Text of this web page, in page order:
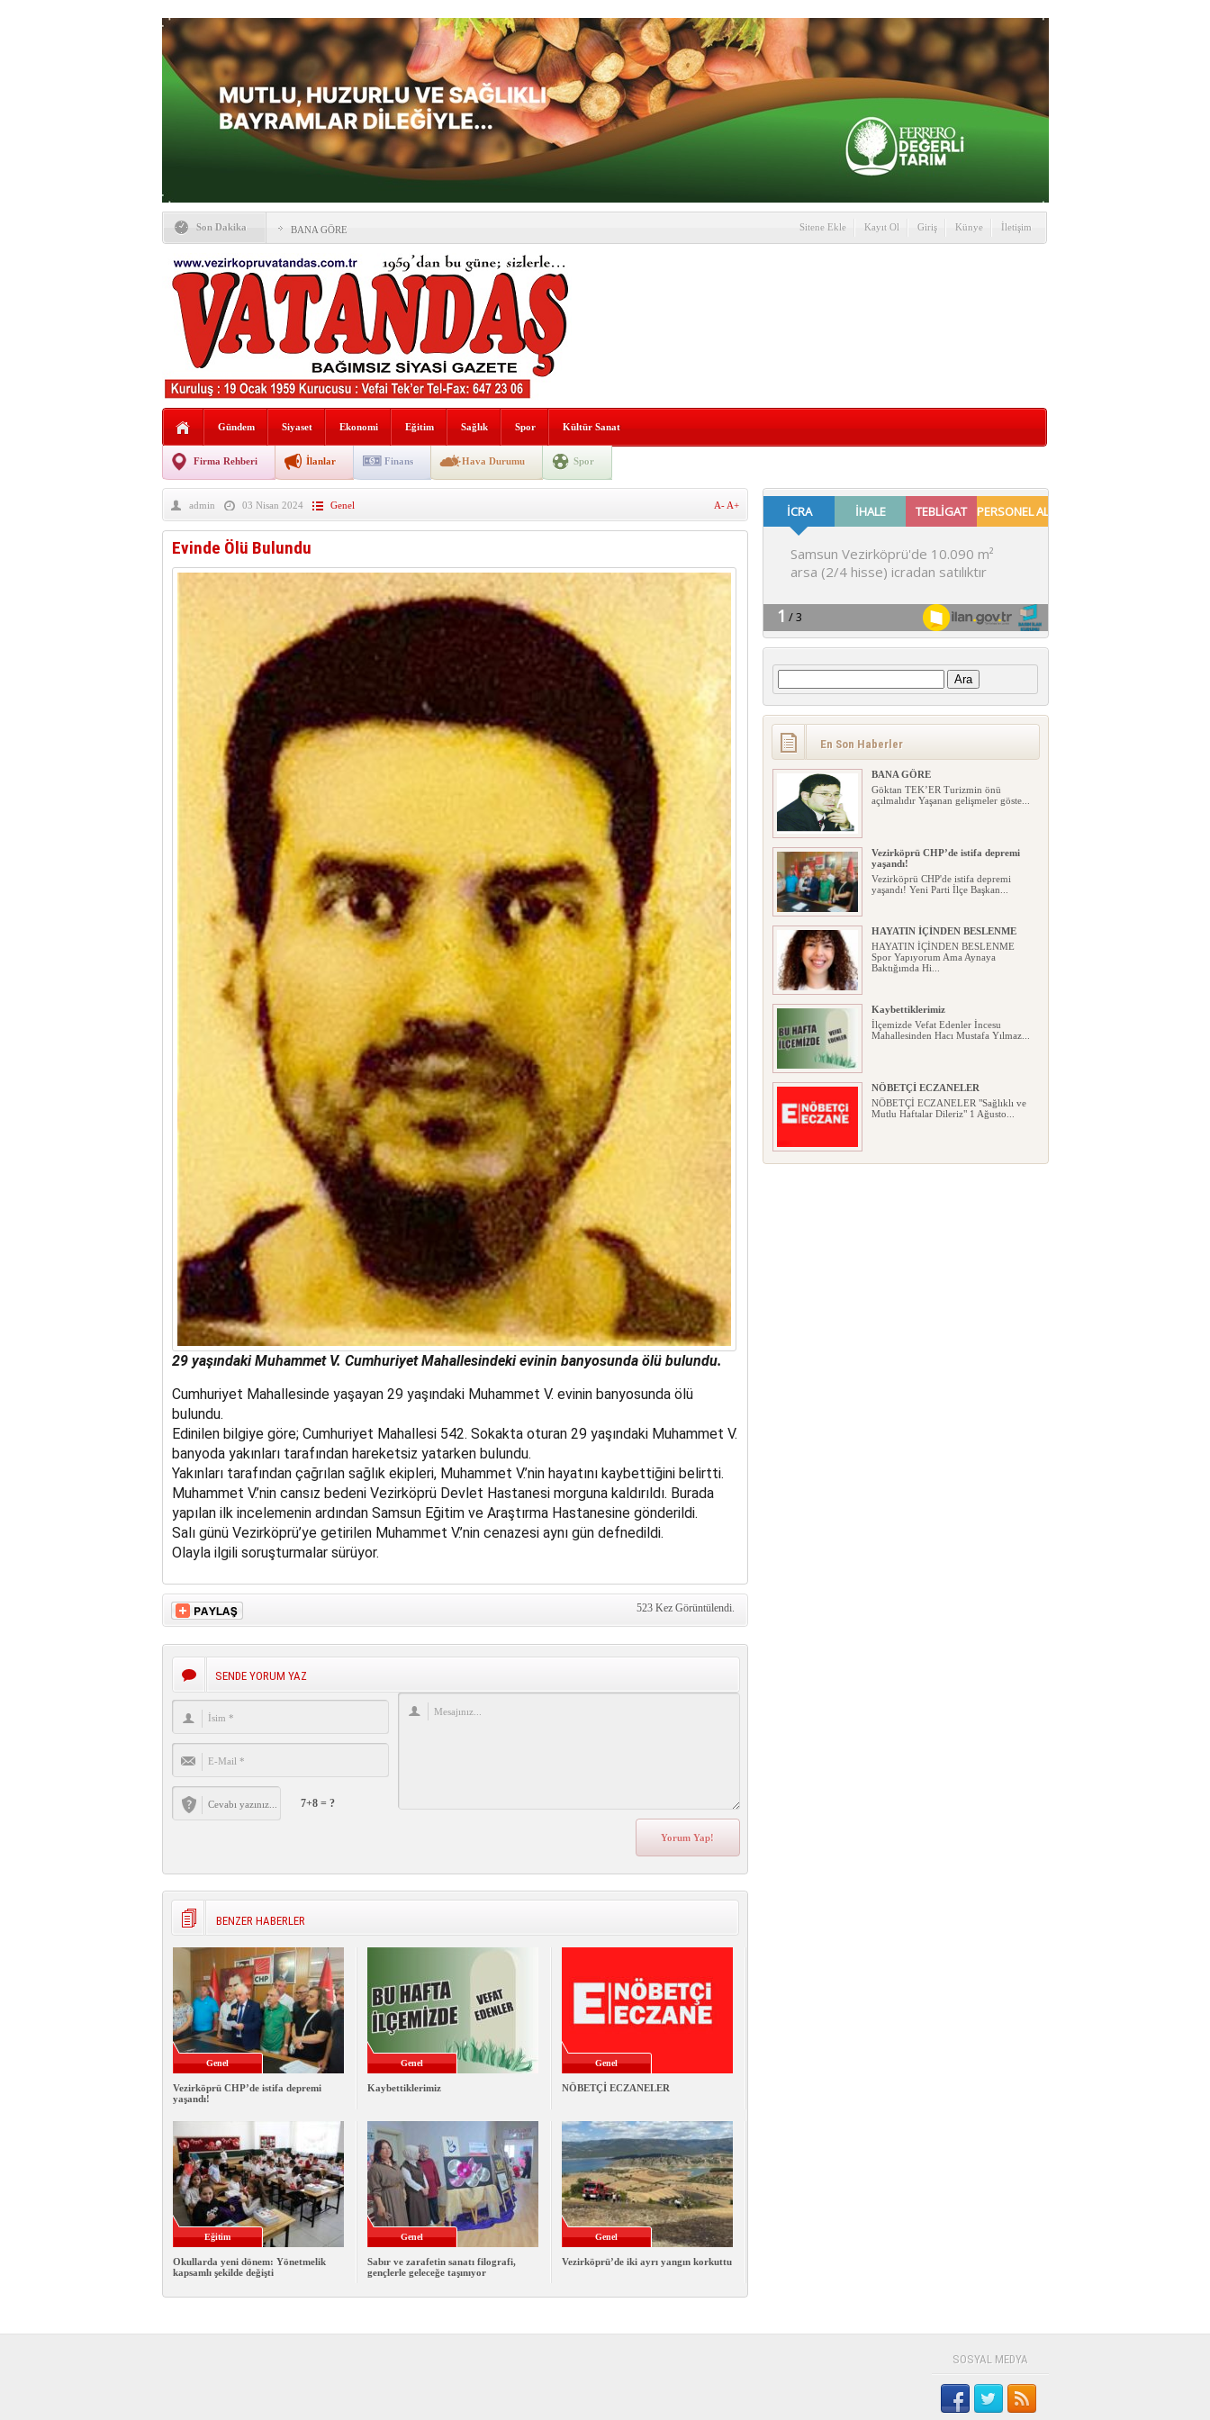
Son Dakika BANA GÖRE
Vezirköprü CHP’de istifa depremi yaşandı!
HAYATIN İÇİNDEN BESLENME
Kaybettiklerimiz
NÖBETÇİ ECZANELER
Okullarda yeni dönem: Yönetmelik kapsamlı şekilde
değişti
taşınıyor
Hafif ticari araç takla attı! 2’si Çocuk 5 Yaralı
“Yaz Seninle Güzel” doğa yürüyüşü
Sitene Ekle Kayıt Ol Giriş Künye İletişim
Gündem Siyaset Ekonomi Eğitim Sağlık Spor Kültür Sanat
Firma Rehberi İlanlar Finans Hava Durumu Spor
admin 03 Nisan 2024 Genel A- A+
Evinde Ölü Bulundu
29 yaşındaki Muhammet V. Cumhuriyet Mahallesindeki evinin banyosunda ölü bulundu.
Cumhuriyet Mahallesinde yaşayan 29 yaşındaki Muhammet V. evinin banyosunda ölü
bulundu.
Edinilen bilgiye göre; Cumhuriyet Mahallesi 542. Sokakta oturan 29 yaşındaki Muhammet V.
banyoda yakınları tarafından hareketsiz yatarken bulundu.
Yakınları tarafından çağrılan sağlık ekipleri, Muhammet V.’nin hayatını kaybettiğini belirtti.
Muhammet V.’nin cansız bedeni Vezirköprü Devlet Hastanesi morguna kaldırıldı. Burada
yapılan ilk incelemenin ardından Samsun Eğitim ve Araştırma Hastanesine gönderildi.
Salı günü Vezirköprü’ye getirilen Muhammet V.’nin cenazesi aynı gün defnedildi.
Olayla ilgili soruşturmalar sürüyor.
523 Kez Görüntülendi.
SENDE YORUM YAZ
7+8 = ?
BENZER HABERLER
Genel
Vezirköprü CHP’de istifa depremi
yaşandı!
Genel
Kaybettiklerimiz
Genel
NÖBETÇİ ECZANELER
Eğitim
Okullarda yeni dönem: Yönetmelik
kapsamlı şekilde değişti
Genel
Sabır ve zarafetin sanatı filografi,
gençlerle geleceğe taşınıyor
Genel
Vezirköprü’de iki ayrı yangın korkuttu
Arama:
En Son Haberler
BANA GÖRE
Göktan TEK’ER Turizmin önü
açılmalıdır Yaşanan gelişmeler göste...
Vezirköprü CHP’de istifa depremi
yaşandı!
Vezirköprü CHP'de istifa depremi
yaşandı! Yeni Parti İlçe Başkan...
HAYATIN İÇİNDEN BESLENME
HAYATIN İÇİNDEN BESLENME
Spor Yapıyorum Ama Aynaya
Baktığımda Hi...
Kaybettiklerimiz
İlçemizde Vefat Edenler İncesu
Mahallesinden Hacı Mustafa Yılmaz...
NÖBETÇİ ECZANELER
NÖBETÇİ ECZANELER "Sağlıklı ve
Mutlu Haftalar Dileriz" 1 Ağusto...
Okullarda yeni dönem: Yönetmelik
SOSYAL MEDYA